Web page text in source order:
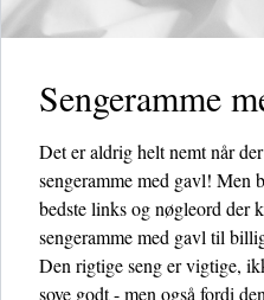
Sengeramme
Det er aldrig helt nemt når
sengeramme med gavl! Men
bedste links og nøgleord der
sengeramme med gavl til
Den rigtige seng er vigtige,
sove godt - men også fordi